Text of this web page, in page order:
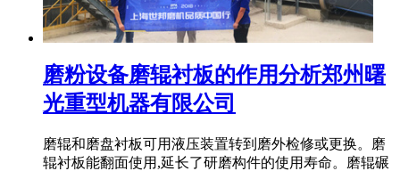
磨粉设备磨辊衬板的作用分析郑州曙
光重型机器有限公司
磨辊和磨盘衬板可用液压装置转到磨外检修或更换。磨
辊衬板能翻面使用,延长了研磨构件的使用寿命。磨辊碾